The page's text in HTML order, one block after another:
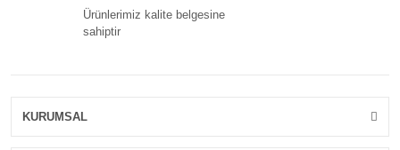
Ürünlerimiz kalite belgesine
sahiptir
KURUMSAL